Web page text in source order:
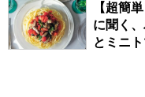
【超簡
に聞く
とミニ